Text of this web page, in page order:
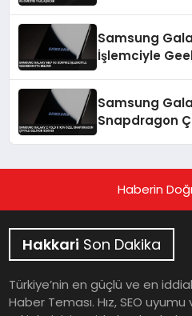
Samsung
İşlemciyle
Samsung
Snapdragon
Haberin
Hakkari Son Dakika
Türkiye’nin en güçlü ve en
Haber Teması. Hız, SEO